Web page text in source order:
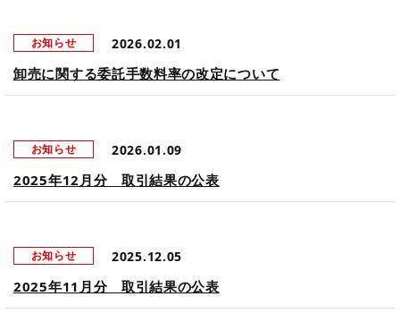
お知らせ 2026.02.01
卸売に関する委託手数料率の改定について
お知らせ 2026.01.09
2025年12月分 取引結果の公表
お知らせ 2025.12.05
2025年11月分 取引結果の公表